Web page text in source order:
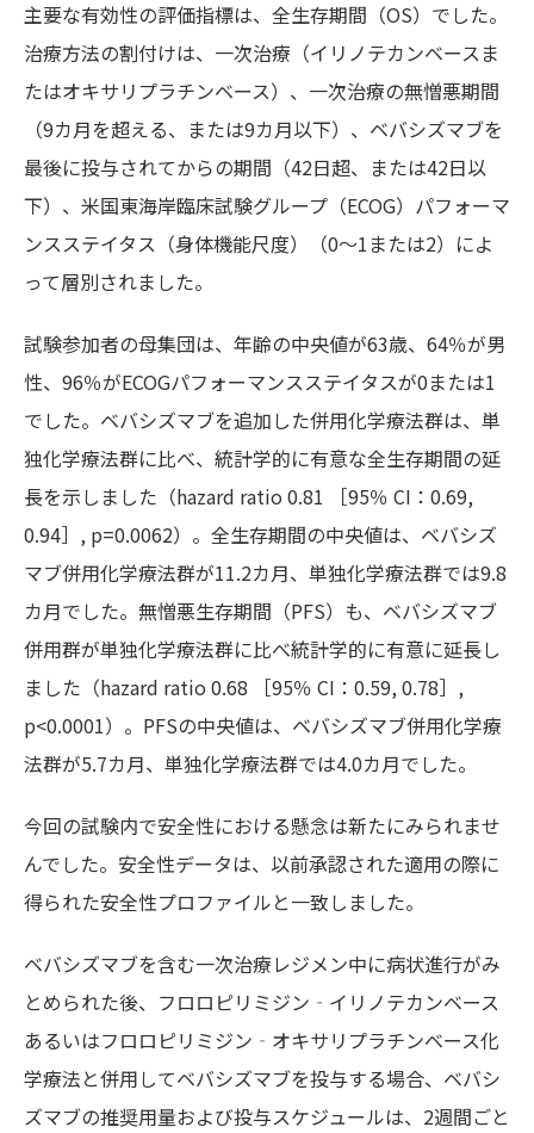
主要な有効性の評価指標は、全生存期間（OS）でした。
治療方法の割付けは、一次治療（イリノテカンベースま
たはオキサリプラチンベース）、一次治療の無憎悪期間
（9カ月を超える、または9カ月以下）、ベバシズマブを
最後に投与されてからの期間（42日超、または42日以
下）、米国東海岸臨床試験グループ（ECOG）パフォーマ
ンスステイタス（身体機能尺度）（0～1または2）によ
って層別されました。
試験参加者の母集団は、年齢の中央値が63歳、64％が男
性、96％がECOGパフォーマンスステイタスが0または1
でした。ベバシズマブを追加した併用化学療法群は、単
独化学療法群に比べ、統計学的に有意な全生存期間の延
長を示しました（hazard ratio 0.81 ［95％ CI：0.69,
0.94］, p=0.0062）。全生存期間の中央値は、ベバシズ
マブ併用化学療法群が11.2カ月、単独化学療法群では9.8
カ月でした。無憎悪生存期間（PFS）も、ベバシズマブ
併用群が単独化学療法群に比べ統計学的に有意に延長し
ました（hazard ratio 0.68 ［95％ CI：0.59, 0.78］,
p<0.0001）。PFSの中央値は、ベバシズマブ併用化学療
法群が5.7カ月、単独化学療法群では4.0カ月でした。
今回の試験内で安全性における懸念は新たにみられませ
んでした。安全性データは、以前承認された適用の際に
得られた安全性プロファイルと一致しました。
ベバシズマブを含む一次治療レジメン中に病状進行がみ
とめられた後、フロロピリミジン‐イリノテカンベース
あるいはフロロピリミジン‐オキサリプラチンベース化
学療法と併用してベバシズマブを投与する場合、ベバシ
ズマブの推奨用量および投与スケジュールは、2週間ごと